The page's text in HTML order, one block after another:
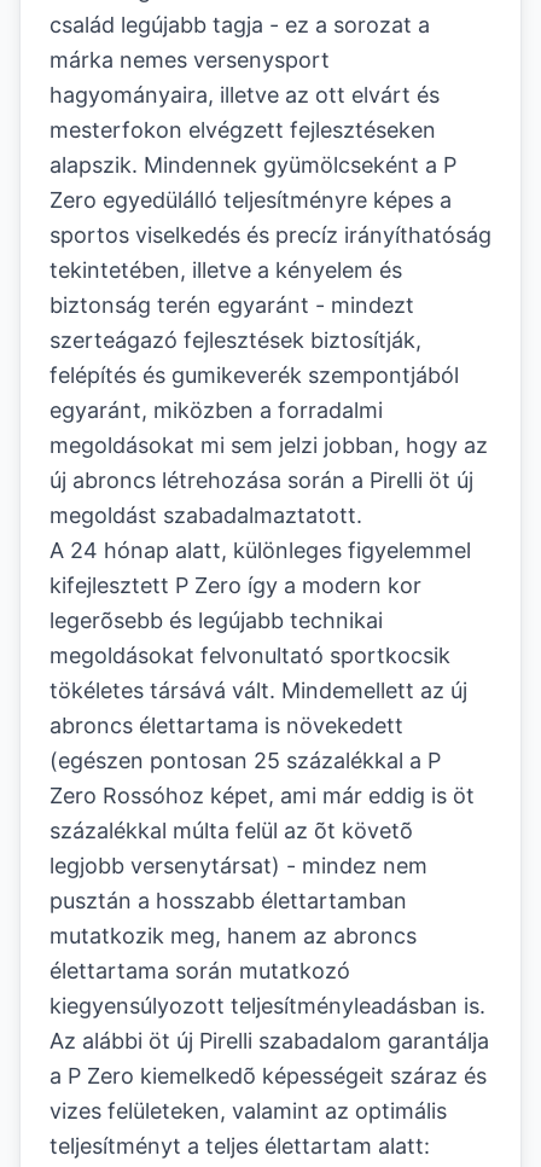
család legújabb tagja - ez a sorozat a
márka nemes versenysport
hagyományaira, illetve az ott elvárt és
mesterfokon elvégzett fejlesztéseken
alapszik. Mindennek gyümölcseként a P
Zero egyedülálló teljesítményre képes a
sportos viselkedés és precíz irányíthatóság
tekintetében, illetve a kényelem és
biztonság terén egyaránt - mindezt
szerteágazó fejlesztések biztosítják,
felépítés és gumikeverék szempontjából
egyaránt, miközben a forradalmi
megoldásokat mi sem jelzi jobban, hogy az
új abroncs létrehozása során a Pirelli öt új
megoldást szabadalmaztatott.
A 24 hónap alatt, különleges figyelemmel
kifejlesztett P Zero így a modern kor
legerõsebb és legújabb technikai
megoldásokat felvonultató sportkocsik
tökéletes társává vált. Mindemellett az új
abroncs élettartama is növekedett
(egészen pontosan 25 százalékkal a P
Zero Rossóhoz képet, ami már eddig is öt
százalékkal múlta felül az õt követõ
legjobb versenytársat) - mindez nem
pusztán a hosszabb élettartamban
mutatkozik meg, hanem az abroncs
élettartama során mutatkozó
kiegyensúlyozott teljesítményleadásban is.
Az alábbi öt új Pirelli szabadalom garantálja
a P Zero kiemelkedõ képességeit száraz és
vizes felületeken, valamint az optimális
teljesítményt a teljes élettartam alatt: